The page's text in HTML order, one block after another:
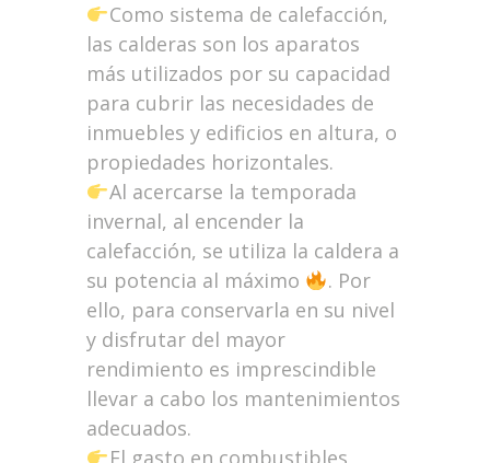
Como sistema de calefacción,
las calderas son los aparatos
más utilizados por su capacidad
para cubrir las necesidades de
inmuebles y edificios en altura, o
propiedades horizontales.
Al acercarse la temporada
invernal, al encender la
calefacción, se utiliza la caldera a
su potencia al máximo
. Por
ello, para conservarla en su nivel
y disfrutar del mayor
rendimiento es imprescindible
llevar a cabo los mantenimientos
adecuados.